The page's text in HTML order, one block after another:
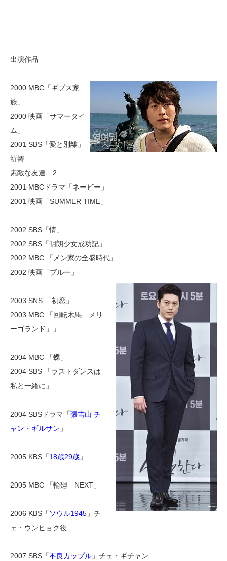
出演作品
2000 MBC「ギプス家
族」
2000 映画「サマータイ
ム」
2001 SBS「愛と別離」
祈祷
素敵な友達 2
2001 MBCドラマ「ネービー」
2001 映画「SUMMER TIME」
2002 SBS「情」
2002 SBS「明朗少女成功記」
2002 MBC 「メン家の全盛時代」
2002 映画「ブルー」
2003 SNS 「初恋」
2003 MBC 「回転木馬 メリ
ーゴランド」」
2004 MBC 「蝶」
2004 SBS 「ラストダンスは
私と一緒に」
2004 SBSドラマ「張吉山 チ
ャン・ギルサン 」
2005 KBS「18歳29歳 」
2005 MBC 「輪廻 NEXT」
2006 KBS「 ソウル1945 」チ
ェ・ウンヒョク役
2007 SBS「不良カップル 」チェ・ギチャン